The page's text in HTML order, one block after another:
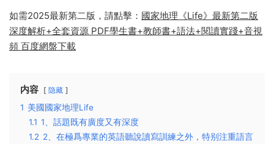
如需2025最新第二版，請點擊： 國家地理《Life》最新第二版
深度解析+全套資源 PDF學生書+教師書+語法+閱讀實踐+音視
頻 百度網盤下載
内容 隐藏
1 美國國家地理Life
1.1 1、話題既有廣度又有深度
1.2 2、在極爲專業的英語聽說讀寫訓練之外，特别注重語言